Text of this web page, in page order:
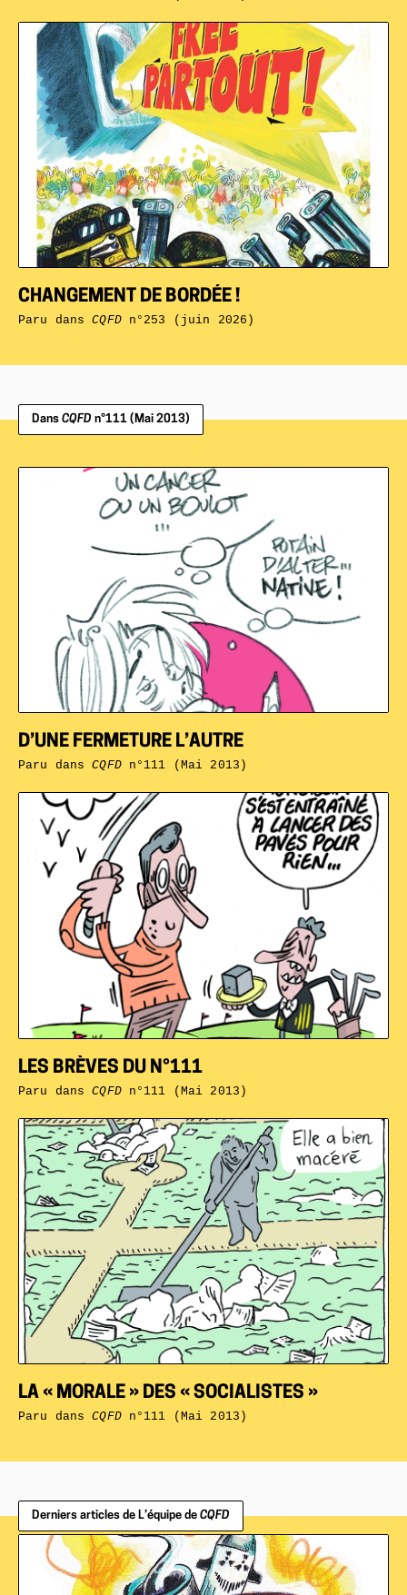
CHANGEMENT DE BORDÉE !
Paru dansCQFDn°253 (juin 2026)
Dans CQFD n°111 (Mai 2013)
LA « MORALE » DES « SOCIALISTES »
Paru dansCQFDn°111 (Mai 2013)
LES BRÈVES DU N°111
Paru dansCQFDn°111 (Mai 2013)
D’UNE FERMETURE L’AUTRE
Paru dansCQFDn°111 (Mai 2013)
Derniers articles de L’équipe de CQFD